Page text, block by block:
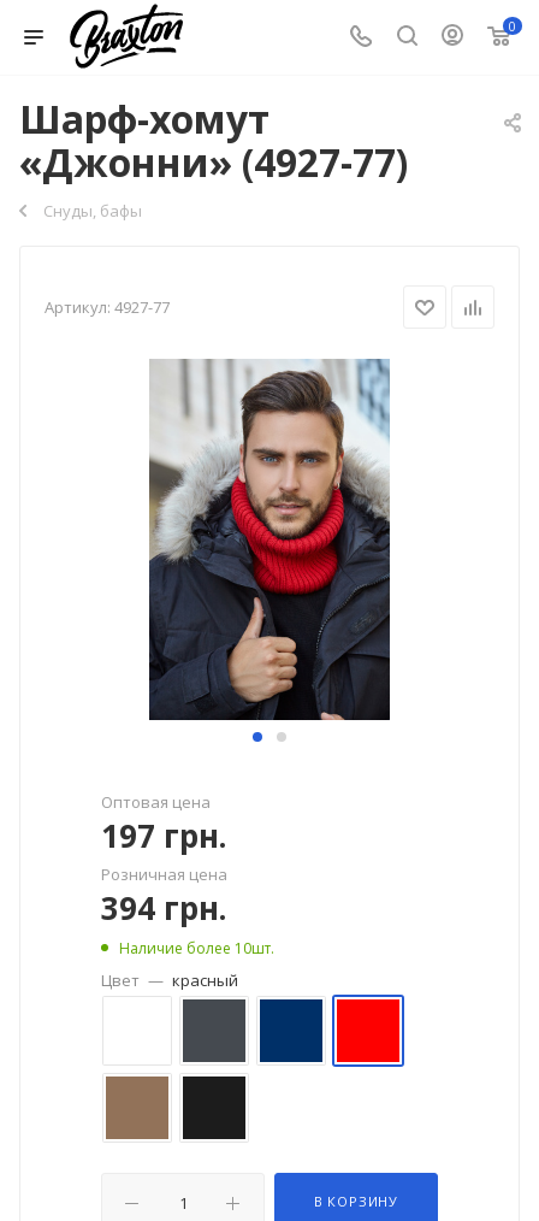
0
Шарф-хомут
«Джонни» (4927-77)
Снуды, бафы
Артикул: 4927-77
Оптовая цена
197 грн.
Розничная цена
394 грн.
Наличие более 10шт.
Цвет — красный
В КОРЗИНУ